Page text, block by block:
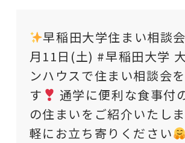
早稲田大学住まい相談
月11日(土) #早稲田大学
ンハウスで住まい相談会
す
通学に便利な食事付
の住まいをご紹介いたし
軽にお立ち寄りください